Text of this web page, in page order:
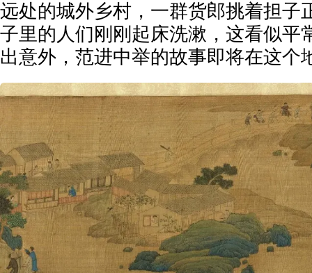
远处的城外乡村，一群货郎挑着担子
子里的人们刚刚起床洗漱，这看似平
出意外，范进中举的故事即将在这个